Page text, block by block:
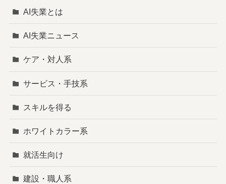
AI失業とは
AI失業ニュース
ケア・対人系
サービス・手技系
スキルを得る
ホワイトカラー系
就活生向け
建設・職人系